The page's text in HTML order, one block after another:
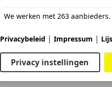
We werken met 263 aanbieders.
Privacybeleid | Impressum |
Privacy instellingen